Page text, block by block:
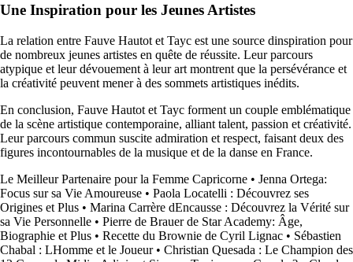
Une Inspiration pour les Jeunes Artistes
La relation entre Fauve Hautot et Tayc est une source dinspiration pour
de nombreux jeunes artistes en quête de réussite. Leur parcours
atypique et leur dévouement à leur art montrent que la persévérance et
la créativité peuvent mener à des sommets artistiques inédits.
En conclusion, Fauve Hautot et Tayc forment un couple emblématique
de la scène artistique contemporaine, alliant talent, passion et créativité.
Leur parcours commun suscite admiration et respect, faisant deux des
figures incontournables de la musique et de la danse en France.
Le Meilleur Partenaire pour la Femme Capricorne • Jenna Ortega:
Focus sur sa Vie Amoureuse • Paola Locatelli : Découvrez ses
Origines et Plus • Marina Carrère dEncausse : Découvrez la Vérité sur
sa Vie Personnelle • Pierre de Brauer de Star Academy: Âge,
Biographie et Plus • Recette du Brownie de Cyril Lignac • Sébastien
Chabal : LHomme et le Joueur• Christian Quesada : Le Champion des